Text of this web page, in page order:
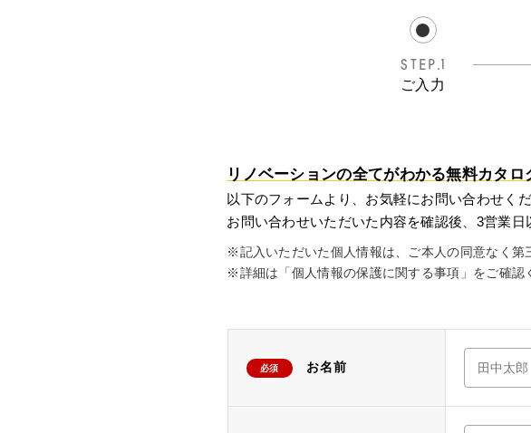
STEP.1
ご入力
リノベーションの全てがわかる無料カタロ
以下のフォームより、お気軽にお問い合わせくだ
お問い合わせいただいた内容を確認後、3営業
※記入いただいた個人情報は、ご本人の同意なく第
※詳細は「個人情報の保護に関する事項」をご確認
必須 お名前